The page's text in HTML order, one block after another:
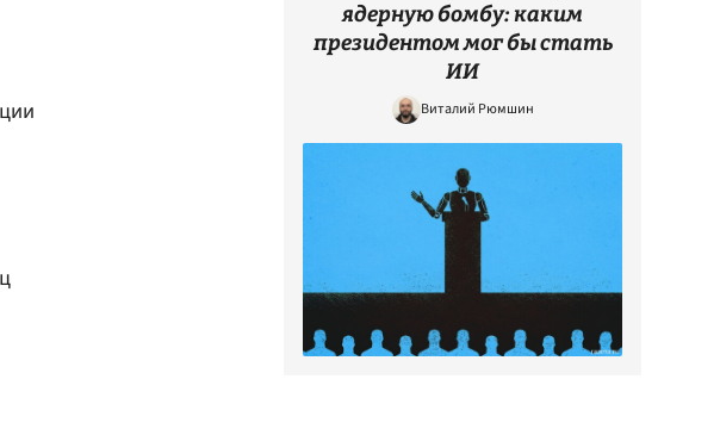
ядерную бомбу: каким
президентом мог бы стать
ИИ
Виталий Рюмшин